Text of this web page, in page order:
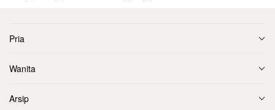
Pria
Wanita
Arsip